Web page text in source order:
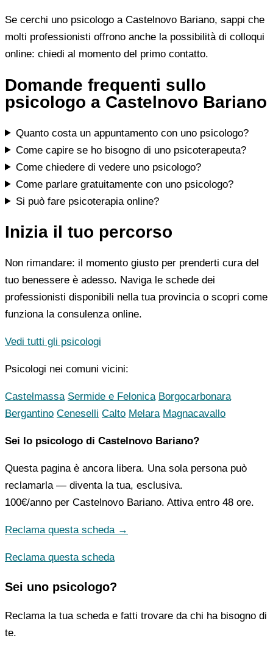
Se cerchi uno psicologo a Castelnovo Bariano, sappi che
molti professionisti offrono anche la possibilità di colloqui
online: chiedi al momento del primo contatto.
Domande frequenti sullo
psicologo a Castelnovo Bariano
Quanto costa un appuntamento con uno psicologo?
Come capire se ho bisogno di uno psicoterapeuta?
Come chiedere di vedere uno psicologo?
Come parlare gratuitamente con uno psicologo?
Si può fare psicoterapia online?
Inizia il tuo percorso
Non rimandare: il momento giusto per prenderti cura del
tuo benessere è adesso. Naviga le schede dei
professionisti disponibili nella tua provincia o scopri come
funziona la consulenza online.
Vedi tutti gli psicologi
Psicologi nei comuni vicini:
Castelmassa Sermide e Felonica Borgocarbonara
Bergantino Ceneselli Calto Melara Magnacavallo
Sei lo psicologo di Castelnovo Bariano?
Questa pagina è ancora libera. Una sola persona può
reclamarla — diventa la tua, esclusiva.
100€/anno per Castelnovo Bariano. Attiva entro 48 ore.
Reclama questa scheda →
Reclama questa scheda
Sei uno psicologo?
Reclama la tua scheda e fatti trovare da chi ha bisogno di
te.